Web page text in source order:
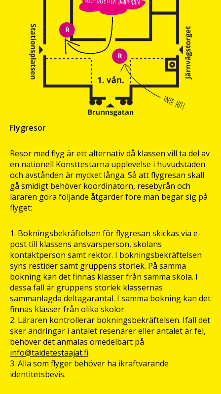
Flygresor
Resor med flyg är ett alternativ då klassen vill ta del av
en nationell Konsttestarna upplevelse i huvudstaden
och avstånden är mycket långa. Så att flygresan skall
gå smidigt behöver koordinatorn, resebyrån och
läraren göra följande åtgärder före man begär sig på
flyget:
Bokningsbekräftelsen för flygresan skickas via e-
post till klassens ansvarsperson, skolans
kontaktperson samt rektor. I bokningsbekräftelsen
syns restider samt gruppens storlek. På samma
bokning kan det finnas klasser från samma skola. I
dessa fall är gruppens storlek klassernas
sammanlagda deltagarantal. I samma bokning kan det
finnas klasser från olika skolor.
Läraren kontrollerar bokningsbekräftelsen. Ifall det
sker ändringar i antalet resenärer eller antalet är fel,
behöver det anmälas omedelbart på
info@taidetestaajat.fi.
Alla som flyger behöver ha ikraftvarande
identitetsbevis.